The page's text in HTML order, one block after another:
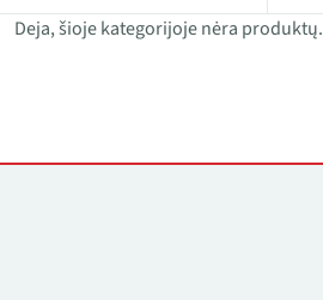
Deja, šioje kategorijoje nėra produktų.